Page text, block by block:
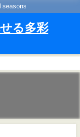
seasons
る多彩